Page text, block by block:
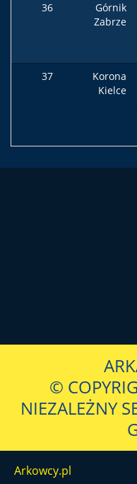
36
Górnik
Zabrze
37
Korona
Kielce
©
NIEZALEŻNY
Arkowcy.pl